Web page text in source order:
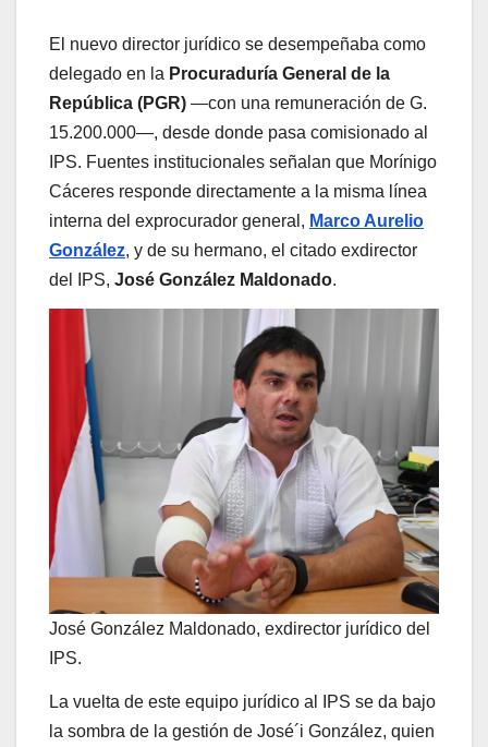
El nuevo director jurídico se desempeñaba como
delegado en la Procuraduría General de la
República (PGR) —con una remuneración de G.
15.200.000—, desde donde pasa comisionado al
IPS. Fuentes institucionales señalan que Morínigo
Cáceres responde directamente a la misma línea
interna del exprocurador general, Marco Aurelio
González, y de su hermano, el citado exdirector
del IPS, José González Maldonado.
José González Maldonado, exdirector jurídico del
IPS.
La vuelta de este equipo jurídico al IPS se da bajo
la sombra de la gestión de José´i González, quien